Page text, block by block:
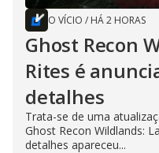
O VÍCIO / HÁ 2 HORAS
Ghost Recon
Rites é
detalhes
Trata-se de uma
Ghost Recon Wildlands:
detalhes apareceu...